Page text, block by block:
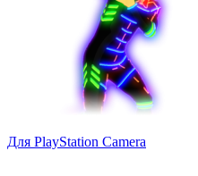
Для PlayStation Camera